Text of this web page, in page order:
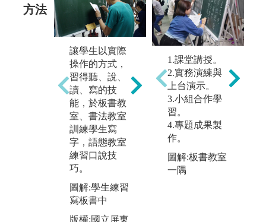
方法
讓學生以實際
操作的方式，
習得聽、說、
讀、寫的技
能，於板書教
室、書法教室
訓練學生寫
字，語態教室
練習口說技
巧。
圖解:學生練習
寫板書中
版權:國立屏東
課堂上以小組
討論的方式激
發學習動能，
也傳授學生文
本分析、文獻
蒐集的方法，
以鑽研專業知
識。
圖解:講師與學
生討論課堂內
容中
1.課堂講授。
2.實務演練與
上台演示。
3.小組合作學
習。
4.專題成果製
作。
圖解:板書教室
一隅